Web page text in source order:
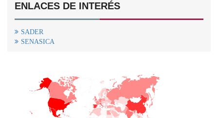
ENLACES DE INTERÉS
SADER
SENASICA